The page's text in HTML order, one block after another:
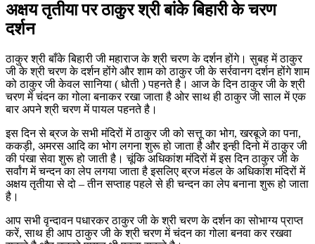
अक्षय तृतीया पर ठाकुर श्री बांके बिहारी के चरण
दर्शन
ठाकुर श्री बाँके बिहारी जी महाराज के श्री चरण के दर्शन होंगे। सुबह में ठाकुर
जी के श्री चरण के दर्शन होंगे और शाम को ठाकुर जी के सर्रवानग दर्शन होंगे शाम
को ठाकुर जी केवल सानिया ( धोती ) पहनते है। आज के दिन ठाकुर जी के श्री
चरण में चंदन का गोला बनाकर रखा जाता है ओर साथ ही ठाकुर जी साल में एक
बार अपने श्री चरण में पायल पहनते है।
इस दिन से ब्रज के सभी मंदिरों में ठाकुर जी को सत्तू का भोग, खरबूजे का पना,
ककड़ी, अमरस आदि का भोग लगना शुरू हो जाता है और इन्ही दिनो में ठाकुर जी
की पंखा सेवा शुरू हो जाती है। चूंकि अधिकांश मंदिरों में इस दिन ठाकुर जी के
सर्वांग में चन्दन का लेप लगया जाता है इसलिए ब्रज मंडल के अधिकांश मंदिरों में
अक्षय तृतीया से दो – तीन सप्ताह पहले से ही चन्दन का लेप बनाना शुरू हो जाता
है।
आप सभी वृन्दावन पधारकर ठाकुर जी के श्री चरण के दर्शन का सोभाग्य प्राप्त
करें, साथ ही आप ठाकुर जी के श्री चरण में चंदन का गोला बनवा कर रखवा